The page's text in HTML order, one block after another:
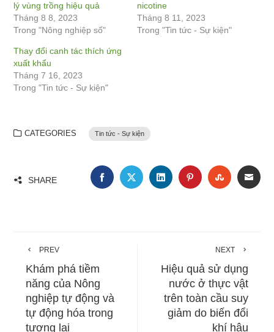
lý vùng trồng hiệu quả
Tháng 8 8, 2023
Trong "Nông nghiệp số"
nicotine
Tháng 8 11, 2023
Trong "Tin tức - Sự kiện"
Thay đổi canh tác thích ứng
xuất khẩu
Tháng 7 16, 2023
Trong "Tin tức - Sự kiện"
CATEGORIES Tin tức - Sự kiện
SHARE FACEBOOKTWITTERLINKEDINPINTEREST
PREV
Khám phá tiềm
năng của Nông
nghiệp tự động và
tự động hóa trong
tương lai
NEXT
Hiệu quả sử dụng
nước ở thực vật
trên toàn cầu suy
giảm do biến đổi
khí hậu